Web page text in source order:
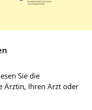
Sie die
Ärztin, Ihren Arzt oder